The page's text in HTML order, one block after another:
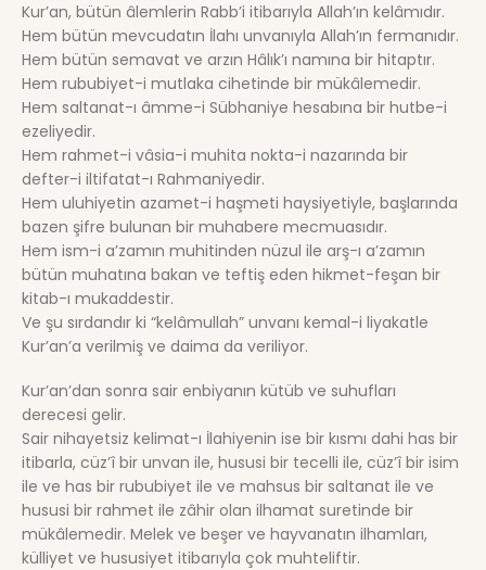
Kur’an, bütün âlemlerin Rabb’i itibarıyla Allah’ın kelâmıdır.
Hem bütün mevcudatın İlahı unvanıyla Allah’ın fermanıdır.
Hem bütün semavat ve arzın Hâlık’ı namına bir hitaptır.
Hem rububiyet-i mutlaka cihetinde bir mükâlemedir.
Hem saltanat-ı âmme-i Sübhaniye hesabına bir hutbe-i
ezeliyedir.
Hem rahmet-i vâsia-i muhita nokta-i nazarında bir
defter-i iltifatat-ı Rahmaniyedir.
Hem uluhiyetin azamet-i haşmeti haysiyetiyle, başlarında
bazen şifre bulunan bir muhabere mecmuasıdır.
Hem ism-i a’zamın muhitinden nüzul ile arş-ı a’zamın
bütün muhatına bakan ve teftiş eden hikmet-feşan bir
kitab-ı mukaddestir.
Ve şu sırdandır ki “kelâmullah” unvanı kemal-i liyakatle
Kur’an’a verilmiş ve daima da veriliyor.
Kur’an’dan sonra sair enbiyanın kütüb ve suhufları
derecesi gelir.
Sair nihayetsiz kelimat-ı İlahiyenin ise bir kısmı dahi has bir
itibarla, cüz’î bir unvan ile, hususi bir tecelli ile, cüz’î bir isim
ile ve has bir rububiyet ile ve mahsus bir saltanat ile ve
hususi bir rahmet ile zâhir olan ilhamat suretinde bir
mükâlemedir. Melek ve beşer ve hayvanatın ilhamları,
külliyet ve hususiyet itibarıyla çok muhteliftir.